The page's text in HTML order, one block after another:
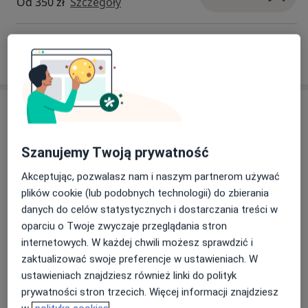
Wykształcenie i szkolenia:
Doktorat z nauk medycznych obroniony w 2009 roku
na Uniwersytecie w Maastricht.
Ukończony II Wydział Lekarski WUM w 2000 roku.
stereologii w neuronauce oraz pisania prac
Języki:
Dr Kreczmański biegle posługuje się językami
holenderskim i angielskim, co ułatwia mu pracę z
zagranicznymi pacjentami.
Specjalizacje:
W jaki sposób ustalane są ceny?
Adresy (2)
Adres 1 Adres 2
Manufaktura Zdrowia i Urody
Nałęczowska 33 lok. U7 (wejście od ul.
Niemirowskiej), Mokotów, 02-922Warszawa
Powiększ mapęotwiera się w nowej karcie
Szanujemy Twoją prywatność
Akceptując, pozwalasz nam i naszym partnerom używać
plików cookie (lub podobnych technologii) do zbierania
danych do celów statystycznych i dostarczania treści w
oparciu o Twoje zwyczaje przeglądania stron
internetowych. W każdej chwili możesz sprawdzić i
zaktualizować swoje preferencje w ustawieniach. W
ustawieniach znajdziesz również linki do polityk
prywatności stron trzecich. Więcej informacji znajdziesz